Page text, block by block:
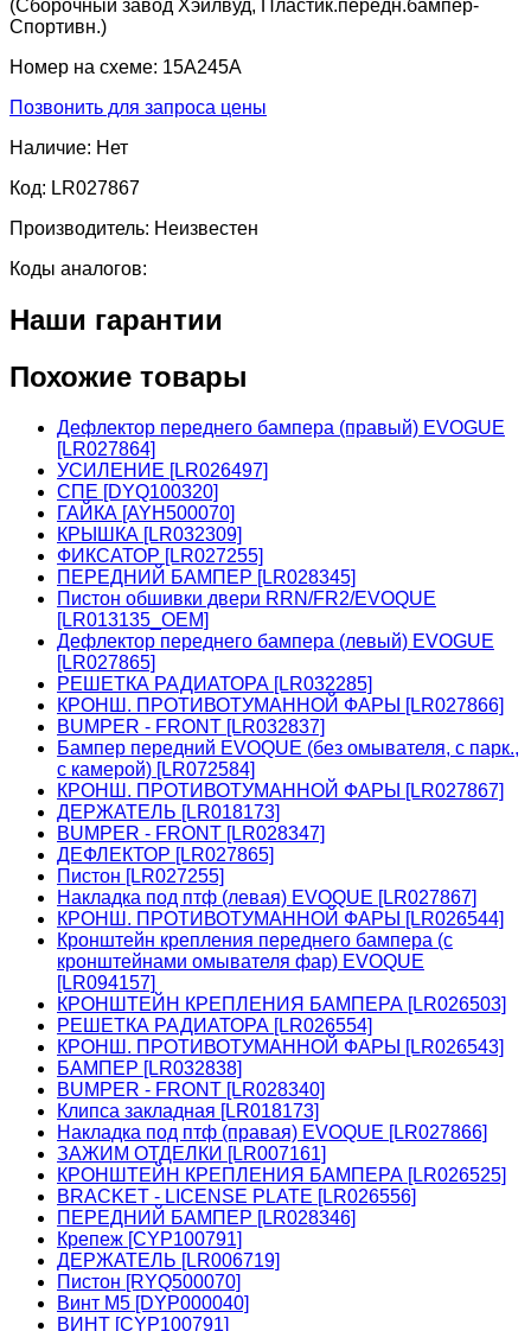
(Сборочный завод Хэйлвуд, Пластик.передн.бампер-
Спортивн.)
Номер на схеме: 15A245A
Позвонить для запроса цены
Наличие: Нет
Код: LR027867
Производитель: Неизвестен
Коды аналогов:
Наши гарантии
Похожие товары
Дефлектор переднего бампера (правый) EVOGUE
[LR027864]
УСИЛЕНИЕ [LR026497]
СПЕ [DYQ100320]
ГАЙКА [AYH500070]
КРЫШКА [LR032309]
ФИКСАТОР [LR027255]
ПЕРЕДНИЙ БАМПЕР [LR028345]
Пистон обшивки двери RRN/FR2/EVOQUE
[LR013135_OEM]
Дефлектор переднего бампера (левый) EVOGUE
[LR027865]
РЕШЕТКА РАДИАТОРА [LR032285]
КРОНШ. ПРОТИВОТУМАННОЙ ФАРЫ [LR027866]
BUMPER - FRONT [LR032837]
Бампер передний EVOQUE (без омывателя, с парк.,
с камерой) [LR072584]
КРОНШ. ПРОТИВОТУМАННОЙ ФАРЫ [LR027867]
ДЕРЖАТЕЛЬ [LR018173]
BUMPER - FRONT [LR028347]
ДЕФЛЕКТОР [LR027865]
Пистон [LR027255]
Накладка под птф (левая) EVOQUE [LR027867]
КРОНШ. ПРОТИВОТУМАННОЙ ФАРЫ [LR026544]
Кронштейн крепления переднего бампера (с
кронштейнами омывателя фар) EVOQUE
[LR094157]
КРОНШТЕЙН КРЕПЛЕНИЯ БАМПЕРА [LR026503]
РЕШЕТКА РАДИАТОРА [LR026554]
КРОНШ. ПРОТИВОТУМАННОЙ ФАРЫ [LR026543]
БАМПЕР [LR032838]
BUMPER - FRONT [LR028340]
Клипса закладная [LR018173]
Накладка под птф (правая) EVOQUE [LR027866]
ЗАЖИМ ОТДЕЛКИ [LR007161]
КРОНШТЕЙН КРЕПЛЕНИЯ БАМПЕРА [LR026525]
BRACKET - LICENSE PLATE [LR026556]
ПЕРЕДНИЙ БАМПЕР [LR028346]
Крепеж [CYP100791]
ДЕРЖАТЕЛЬ [LR006719]
Пистон [RYQ500070]
Винт М5 [DYP000040]
ВИНТ [CYP100791]